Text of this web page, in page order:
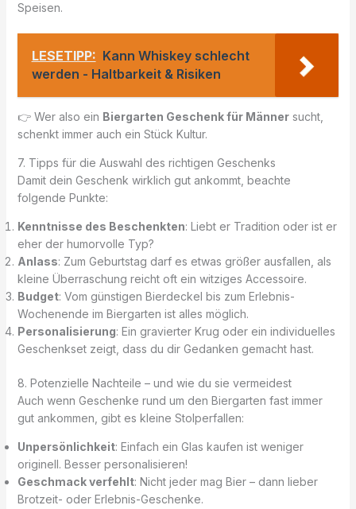
Speisen.
LESETIPP: Kann Whiskey schlecht
werden - Haltbarkeit & Risiken
👉 Wer also ein Biergarten Geschenk für Männersucht,
schenkt immer auch ein Stück Kultur.
7. Tipps für die Auswahl des richtigen Geschenks
Damit dein Geschenk wirklich gut ankommt, beachte
folgende Punkte:
Kenntnisse des Beschenkten: Liebt er Tradition oder ist er
eher der humorvolle Typ?
Anlass: Zum Geburtstag darf es etwas größer ausfallen, als
kleine Überraschung reicht oft ein witziges Accessoire.
Budget: Vom günstigen Bierdeckel bis zum Erlebnis-
Wochenende im Biergarten ist alles möglich.
Personalisierung: Ein gravierter Krug oder ein individuelles
Geschenkset zeigt, dass du dir Gedanken gemacht hast.
8. Potenzielle Nachteile – und wie du sie vermeidest
Auch wenn Geschenke rund um den Biergarten fast immer
gut ankommen, gibt es kleine Stolperfallen:
Unpersönlichkeit: Einfach ein Glas kaufen ist weniger
originell. Besser personalisieren!
Geschmack verfehlt: Nicht jeder mag Bier – dann lieber
Brotzeit- oder Erlebnis-Geschenke.